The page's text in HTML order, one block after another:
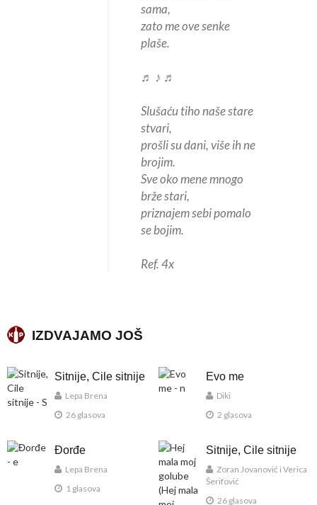
sama,
zato me ove senke
plaše.
♬ ♪ ♬
Slušaću tiho naše stare
stvari,
prošli su dani, više ih ne
brojim.
Sve oko mene mnogo
brže stari,
priznajem sebi pomalo
se bojim.
Ref. 4x
IZDVAJAMO JOŠ
Sitnije, Cile sitnije
Lepa Brena
26 glasova
Evo me
Diki
2 glasova
Đorđe
Lepa Brena
1 glasova
Sitnije, Cile sitnije
Zoran Jovanović i Verica
Šerifović
26 glasova